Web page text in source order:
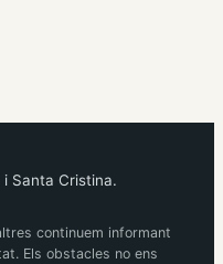
i Santa Cristina.
continuem informant
Els obstacles no ens